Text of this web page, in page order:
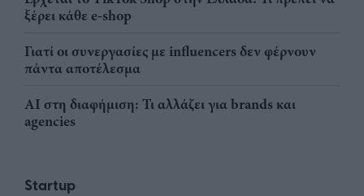
ξέρει κάθε e-shop
Γιατί οι συνεργασίες με influencers δεν φέρνουν
πάντα αποτέλεσμα
AI στη διαφήμιση: Τι αλλάζει για brands και
agencies
Startup